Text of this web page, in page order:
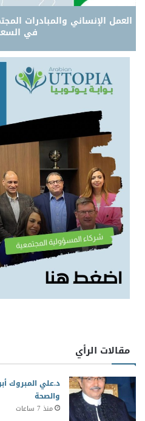
العمل الإنساني والمبادرات
في
مقالات الرأي
د.علي المبروك
والصحة
منذ 7 ساعات